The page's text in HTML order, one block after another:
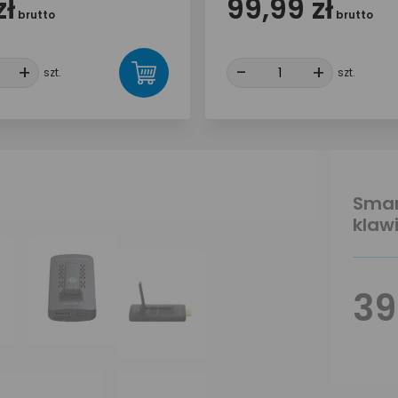
brutto
+ +
szt.
99,99 zł brutto
- + +
szt.